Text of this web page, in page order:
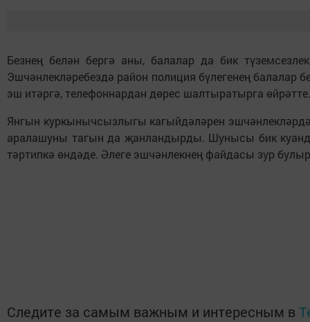
Безнең белән бергә аны, балалар да бик
Эшчәнлекләребездә район полиция бүлегенең
эш итәргә, телефоннардан дөрес шалтыратырга
Янгын куркынычсызлыгы кагыйдәләрен
аралашуны тагын да җанландырды. Шунысы бик
тәртипкә өндәде. Әлеге эшчәнлекнең файдасы зур
Следите за самым важным и интересным в